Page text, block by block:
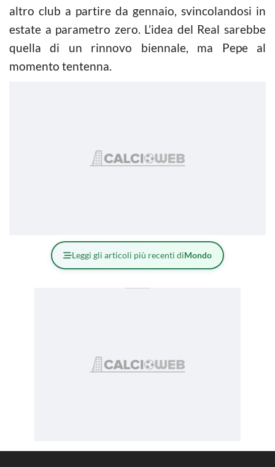
altro club a partire da gennaio, svincolandosi in
estate a parametro zero. L’idea del Real sarebbe
quella di un rinnovo biennale, ma Pepe al
momento tentenna.
Leggi gli articoli più recenti diMondo